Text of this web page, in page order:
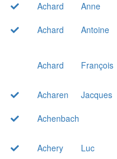
Achard
Anne
Achard
Antoine
Achard
François
Acharen
Jacques
Achenbach
Achery
Luc